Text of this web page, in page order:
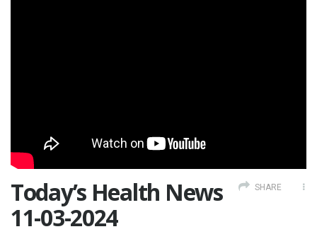
Today’s Health News
11-03-2024
SHARE